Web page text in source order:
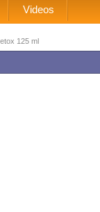
Videos
125 ml